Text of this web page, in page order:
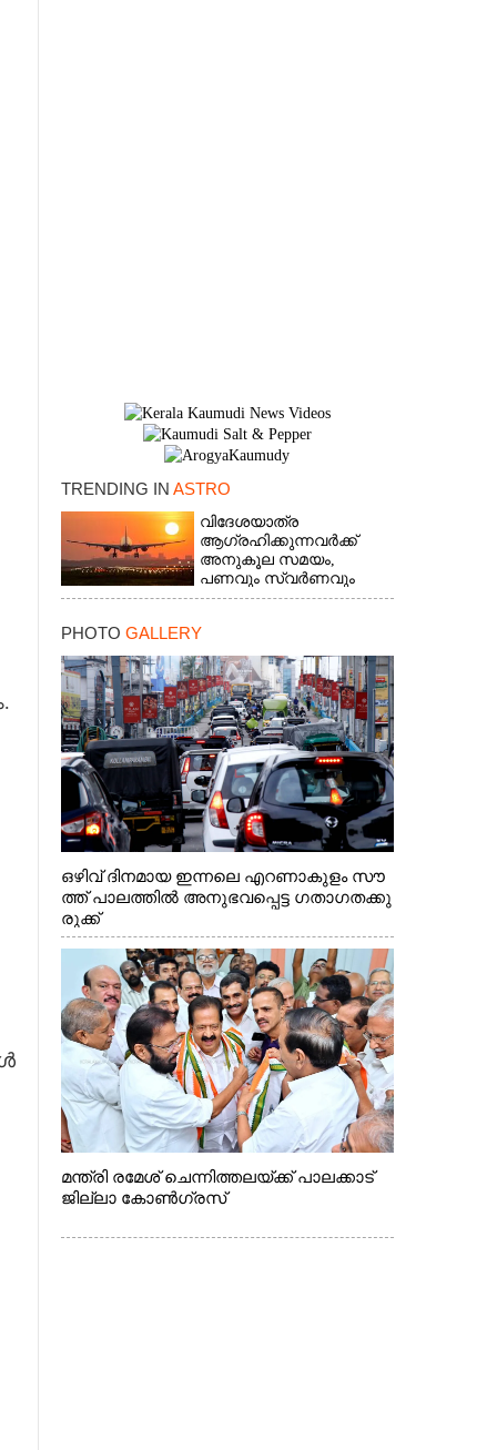
TRENDING IN ASTRO
വിദേശയാത്ര
ആഗ്രഹിക്കുന്നവർക്ക്
അനുകൂല സമയം,​
പണവും സ്വർണവും
ലഭിക്കാൻ യോഗം
PHOTO GALLERY
ഒഴിവ് ദിനമായ ഇന്നലെ എറണാകുളം സൗ
ത്ത് പാലത്തിൽ അനുഭവപ്പെട്ട ഗതാഗതക്കു
രുക്ക്
മന്ത്രി രമേശ് ചെന്നിത്തലയ്ക്ക് പാലക്കാട്
ജില്ലാ കോൺഗ്രസ്
×